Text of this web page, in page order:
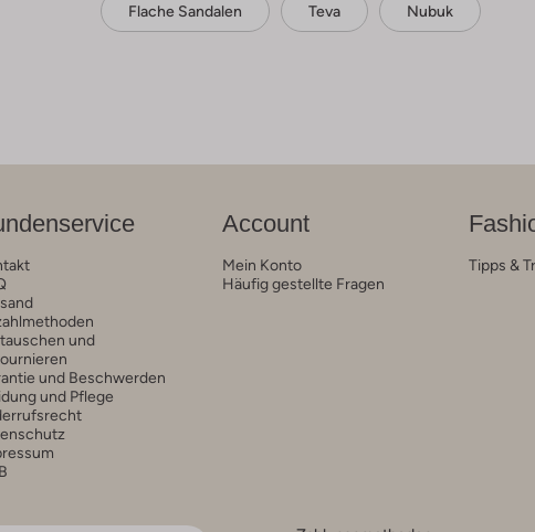
Flache Sandalen Teva Nubuk
und
und Beschwerden
und Pflege
Account
Mein Konto
Häufig gestellte Fragen
Tipps &